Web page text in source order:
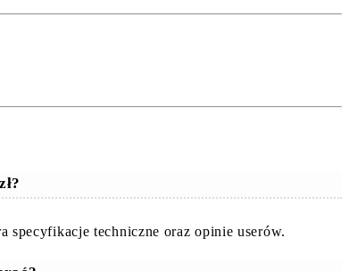
specyfikacje techniczne oraz opinie userów.